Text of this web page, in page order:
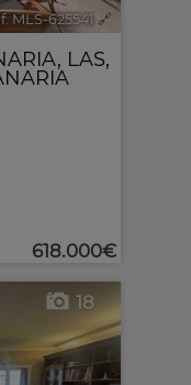
MLS-625541 🔗
LAS,
618.000€
18